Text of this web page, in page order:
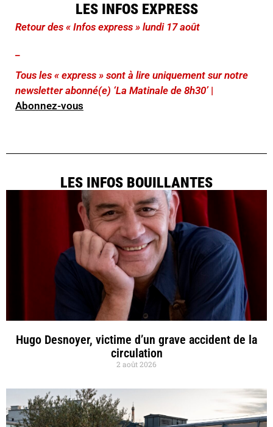
LES INFOS EXPRESS
Retour des « Infos express » lundi 17 août
Tous les « express » sont à lire uniquement sur notre
newsletter abonné(e) ‘La Matinale de 8h30’ |
Abonnez-vous
LES INFOS BOUILLANTES
Hugo Desnoyer, victime d’un grave accident de la
circulation
2 août 2026